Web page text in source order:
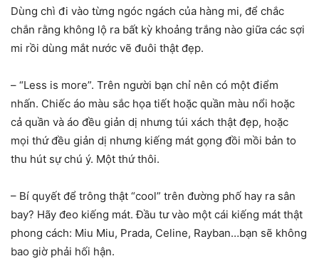
Dùng chì đi vào từng ngóc ngách của hàng mi, để chắc
chắn rằng không lộ ra bất kỳ khoảng trắng nào giữa các sợi
mi rồi dùng mắt nước vẽ đuôi thật đẹp.
– “Less is more”. Trên người bạn chỉ nên có một điểm
nhấn. Chiếc áo màu sắc họa tiết hoặc quần màu nổi hoặc
cả quần và áo đều giản dị nhưng túi xách thật đẹp, hoặc
mọi thứ đều giản dị nhưng kiếng mát gọng đồi mồi bản to
thu hút sự chú ý. Một thứ thôi.
– Bí quyết để trông thật “cool” trên đường phố hay ra sân
bay? Hãy đeo kiếng mát. Đầu tư vào một cái kiếng mát thật
phong cách: Miu Miu, Prada, Celine, Rayban…bạn sẽ không
bao giờ phải hối hận.